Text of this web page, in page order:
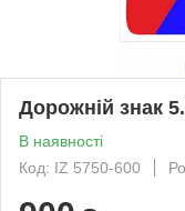
Дорожній знак
В наявності
Код: IZ 5750-600